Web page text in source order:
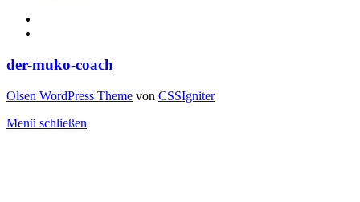
der-muko-coach
Olsen WordPress Theme von CSSIgniter
Menü schließen